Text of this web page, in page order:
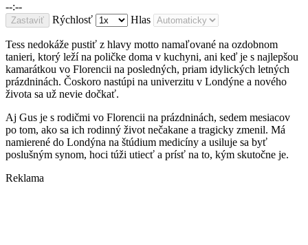
--:--
Zastaviť Rýchlosť Hlas
Tess nedokáže pustiť z hlavy motto namaľované na ozdobnom
tanieri, ktorý leží na poličke doma v kuchyni, ani keď je s najlepšou
kamarátkou vo Florencii na posledných, priam idylických letných
prázdninách. Čoskoro nastúpi na univerzitu v Londýne a nového
života sa už nevie dočkať.
Aj Gus je s rodičmi vo Florencii na prázdninách, sedem mesiacov
po tom, ako sa ich rodinný život nečakane a tragicky zmenil. Má
namierené do Londýna na štúdium medicíny a usiluje sa byť
poslušným synom, hoci túži utiecť a prísť na to, kým skutočne je.
Reklama